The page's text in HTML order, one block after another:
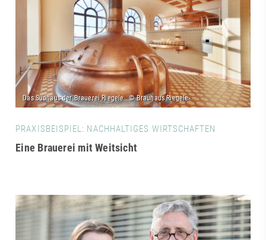
PRAXISBEISPIEL: NACHHALTIGES WIRTSCHAFTEN
Eine Brauerei mit Weitsicht